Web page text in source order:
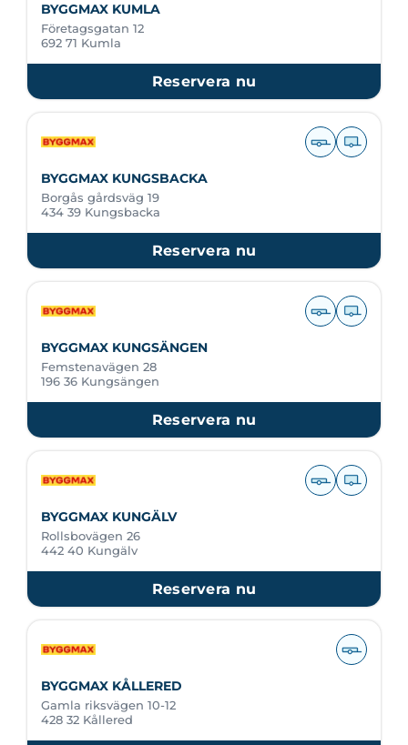
BYGGMAX KUMLA
Företagsgatan 12
692 71 Kumla
Reservera nu
BYGGMAX KUNGSBACKA
Borgås gårdsväg 19
434 39 Kungsbacka
Reservera nu
BYGGMAX KUNGSÄNGEN
Femstenavägen 28
196 36 Kungsängen
Reservera nu
BYGGMAX KUNGÄLV
Rollsbovägen 26
442 40 Kungälv
Reservera nu
BYGGMAX KÅLLERED
Gamla riksvägen 10-12
428 32 Kållered